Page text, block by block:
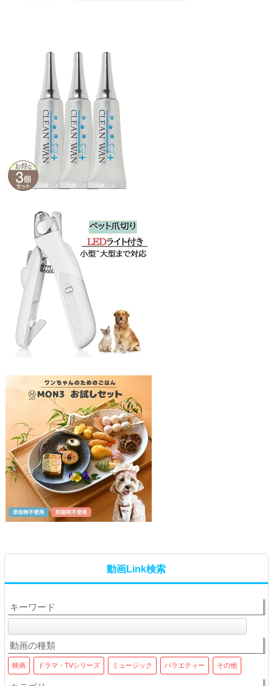
動画Link検索
キーワード
動画の種類
映画 ドラマ・TVシリーズ ミュージック バラエティー その他